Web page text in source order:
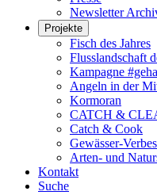
Newsletter
Projekte
Fisch des Jahres
Flusslandschaft
Kampagne
Angeln in der
Kormoran
CATCH &
Catch & Cook
Gewässer-
Arten- und
Kontakt
Suche